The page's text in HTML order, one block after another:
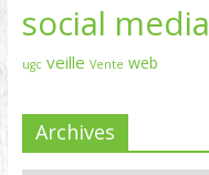
social media
ugc veille Vente web
Archives